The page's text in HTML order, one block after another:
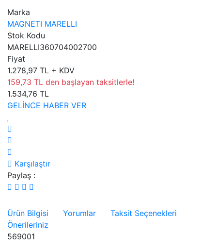
Marka
MAGNETI MARELLI
Stok Kodu
MARELLI360704002700
Fiyat
1.278,97 TL + KDV
159,73 TL den başlayan taksitlerle!
1.534,76 TL
GELİNCE HABER VER
Karşılaştır
Paylaş :
Ürün Bilgisi Yorumlar
Taksit Seçenekleri
Önerileriniz
569001